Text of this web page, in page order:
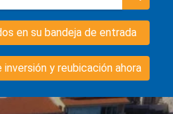
en su bandeja de entrada
y reubicación ahora